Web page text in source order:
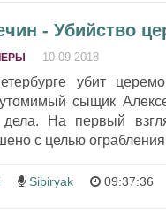
- Убийство
10-09-2018
убит
сыщик
дела. На первый
с целью
Sibiryak 09:37:36